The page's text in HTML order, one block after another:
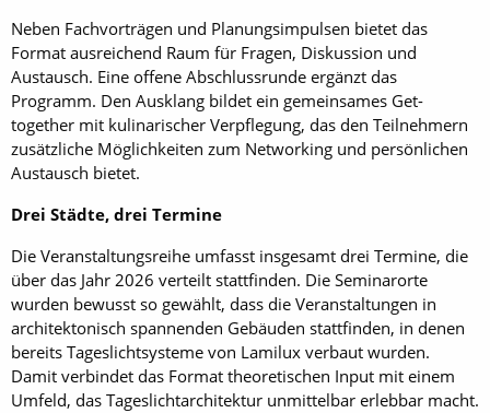
Neben Fachvorträgen und Planungsimpulsen bietet das
Format ausreichend Raum für Fragen, Diskussion und
Austausch. Eine offene Abschlussrunde ergänzt das
Programm. Den Ausklang bildet ein gemeinsames Get-
together mit kulinarischer Verpflegung, das den Teilnehmern
zusätzliche Möglichkeiten zum Networking und persönlichen
Austausch bietet.
Drei Städte, drei Termine
Die Veranstaltungsreihe umfasst insgesamt drei Termine, die
über das Jahr 2026 verteilt stattfinden. Die Seminarorte
wurden bewusst so gewählt, dass die Veranstaltungen in
architektonisch spannenden Gebäuden stattfinden, in denen
bereits Tageslichtsysteme von Lamilux verbaut wurden.
Damit verbindet das Format theoretischen Input mit einem
Umfeld, das Tageslichtarchitektur unmittelbar erlebbar macht.